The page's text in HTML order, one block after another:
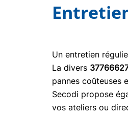
Un entretien
La divers
pannes coûteuses
Secodi propose
vos ateliers ou